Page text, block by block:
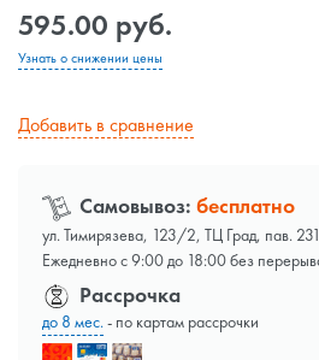
595.00 руб.
Узнать о снижении цены
Добавить в сравнение
Самовывоз: бесплатно
ул. Тимирязева, 123/2, ТЦ Град, пав.
Ежедневно с 9:00 до 18:00 без
Рассрочка
до 8 мес.- по картам рассрочки